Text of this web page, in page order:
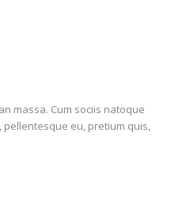
massa. Cum sociis natoque
eu, pretium quis,